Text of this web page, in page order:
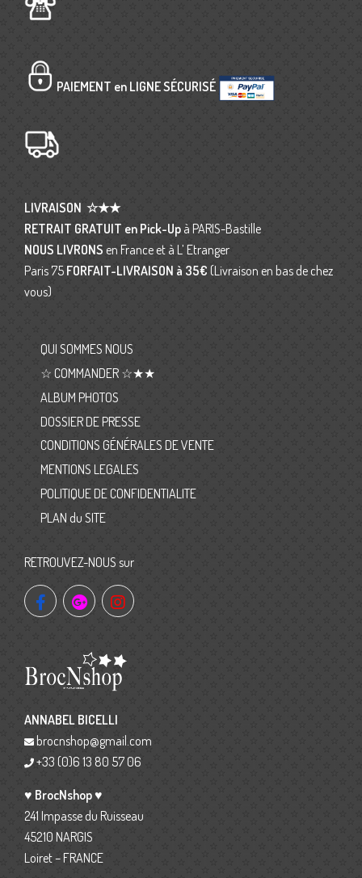
PAIEMENT en LIGNE SÉCURISÉ
LIVRAISON ☆★★
RETRAIT GRATUIT en Pick-Up à PARIS-Bastille
NOUS LIVRONS en France et à L’ Etranger
Paris 75 FORFAIT-LIVRAISON à 35€ (Livraison en bas de chez
vous)
QUI SOMMES NOUS
☆ COMMANDER ☆★★
ALBUM PHOTOS
DOSSIER DE PRESSE
CONDITIONS GÉNÉRALES DE VENTE
MENTIONS LEGALES
POLITIQUE DE CONFIDENTIALITE
PLAN du SITE
RETROUVEZ-NOUS sur
ANNABEL BICELLI
brocnshop@gmail.com
+33 (0)6 13 80 57 06
♥ BrocNshop ♥
241 Impasse du Ruisseau
45210 NARGIS
Loiret – FRANCE